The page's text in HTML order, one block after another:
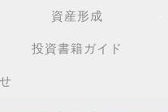
資産形成
投資書籍ガイド